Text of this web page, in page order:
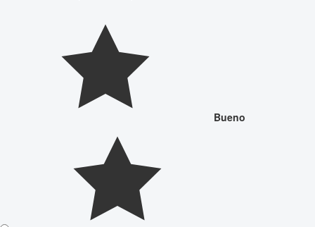
Bueno